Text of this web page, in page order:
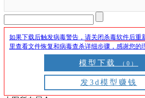
如果下载后触发病毒警告， 请关闭杀毒软件后重
里查看文件恢复和病毒查杀详细步骤，感谢您的
模型下载 （0）
发3d模型赚钱